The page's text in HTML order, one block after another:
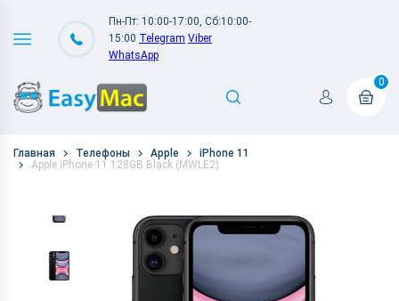
Пн-Пт: 10:00-17:00, Сб:10:00-
15:00 Telegram Viber
WhatsApp
0
Главная Телефоны Apple
iPhone 11
Apple iPhone 11 128GB Black (MWLE2)